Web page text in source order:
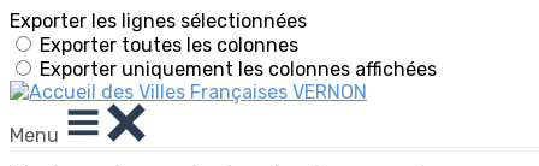
Exporter les lignes sélectionnées
Exporter toutes les colonnes
Exporter uniquement les colonnes affichées
Menu